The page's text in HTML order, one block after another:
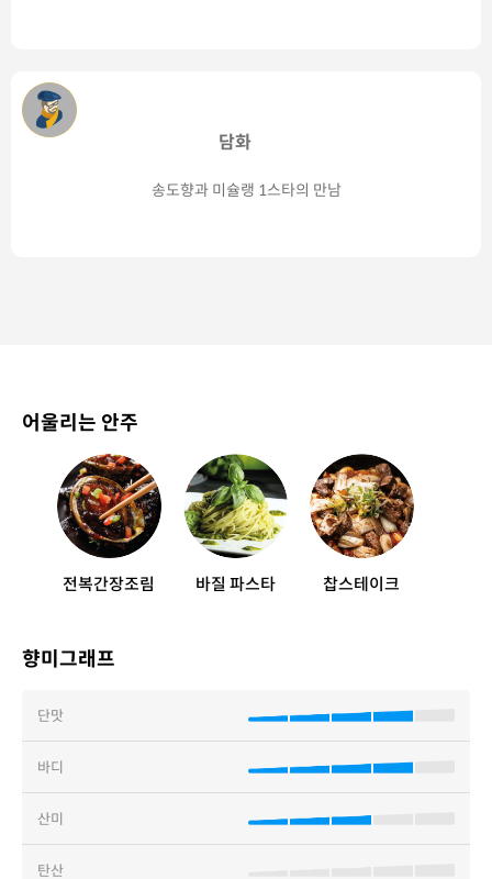
담화
송도향과 미슐랭 1스타의 만남
어울리는 안주
전복간장조림 바질 파스타 찹스테이크
향미그래프
단맛
바디
산미
탄산